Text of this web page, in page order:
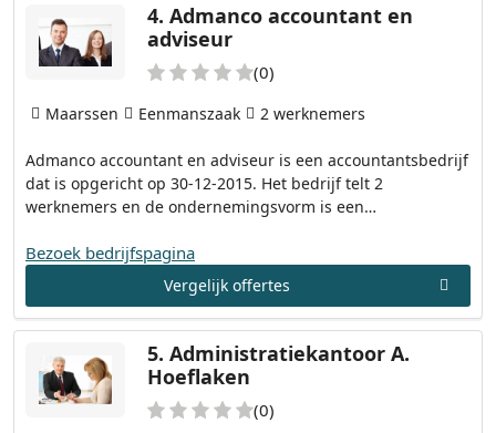
4. Admanco accountant en
adviseur
(0)
Admanco accountant en adviseur is een accountantsbedrijf
dat is opgericht op 30-12-2015. Het bedrijf telt 2
werknemers en de ondernemingsvorm is een…
Maarssen Eenmanszaak 2 werknemers
Bezoek bedrijfspagina
Vergelijk offertes
5. Administratiekantoor A.
Hoeflaken
(0)